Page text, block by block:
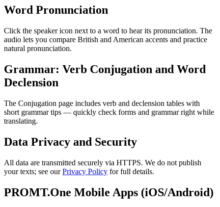
Word Pronunciation
Click the speaker icon next to a word to hear its pronunciation. The
audio lets you compare British and American accents and practice
natural pronunciation.
Grammar: Verb Conjugation and Word
Declension
The Conjugation page includes verb and declension tables with
short grammar tips — quickly check forms and grammar right while
translating.
Data Privacy and Security
All data are transmitted securely via HTTPS. We do not publish
your texts; see ourPrivacy Policy for full details.
PROMT.One Mobile Apps (iOS/Android)